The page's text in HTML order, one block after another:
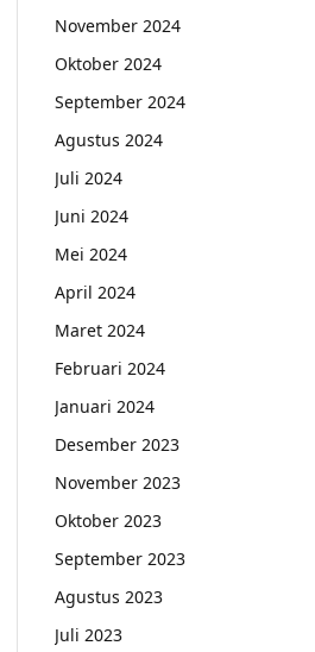
November 2024
Oktober 2024
September 2024
Agustus 2024
Juli 2024
Juni 2024
Mei 2024
April 2024
Maret 2024
Februari 2024
Januari 2024
Desember 2023
November 2023
Oktober 2023
September 2023
Agustus 2023
Juli 2023